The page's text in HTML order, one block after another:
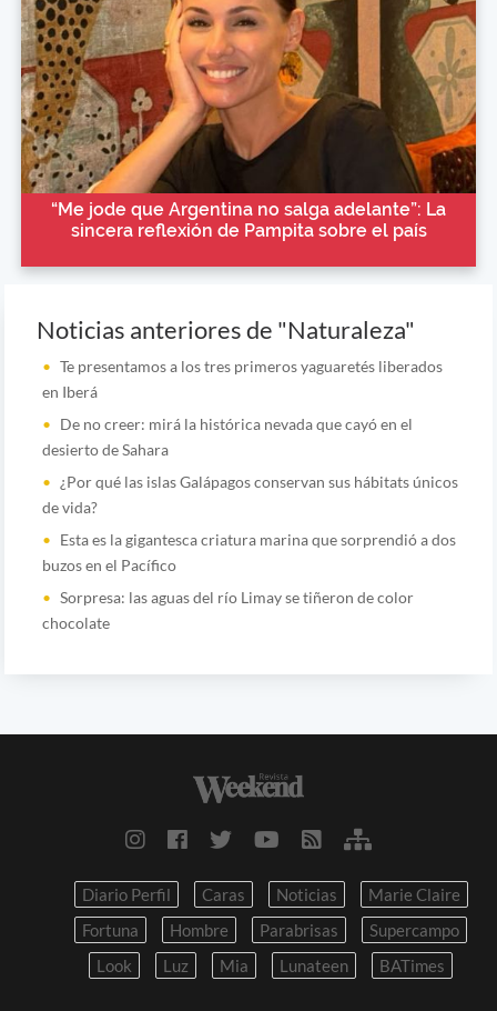
“Me jode que Argentina no salga adelante”: La
sincera reflexión de Pampita sobre el país
Noticias anteriores de "Naturaleza"
Te presentamos a los tres primeros yaguaretés liberados
en Iberá
De no creer: mirá la histórica nevada que cayó en el
desierto de Sahara
¿Por qué las islas Galápagos conservan sus hábitats únicos
de vida?
Esta es la gigantesca criatura marina que sorprendió a dos
buzos en el Pacífico
Sorpresa: las aguas del río Limay se tiñeron de color
chocolate
Diario Perfil Caras Noticias
Marie Claire
Fortuna
Hombre Parabrisas
Supercampo
Look
Luz Mia Lunateen BATimes